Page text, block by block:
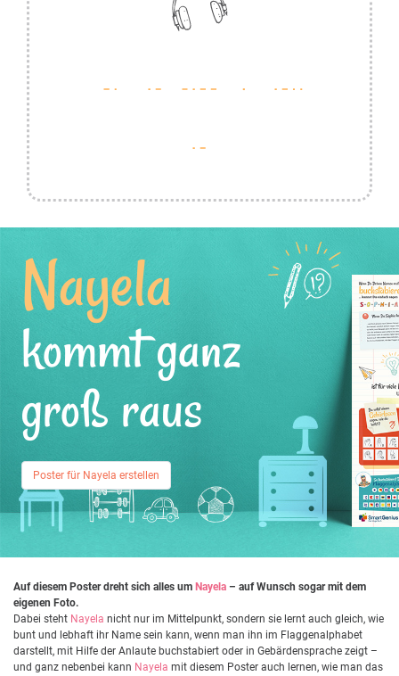
Nayela
kommt ganz
groß raus
Poster für Nayela erstellen
Auf diesem Poster dreht sich alles um Nayela – auf Wunsch sogar mit dem
eigenen Foto.
Dabei steht Nayela nicht nur im Mittelpunkt, sondern sie lernt auch gleich, wie
bunt und lebhaft ihr Name sein kann, wenn man ihn im Flaggenalphabet
darstellt, mit Hilfe der Anlaute buchstabiert oder in Gebärdensprache zeigt –
und ganz nebenbei kann Nayela mit diesem Poster auch lernen, wie man das